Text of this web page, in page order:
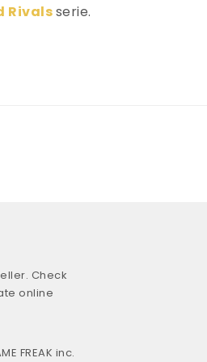
Rivalsserie.
Check
online
FREAK inc.